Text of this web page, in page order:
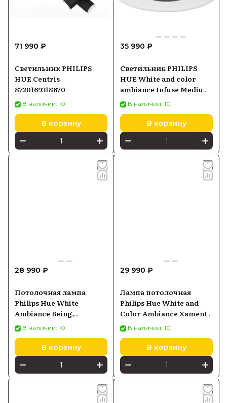
71 990 ₽
Светильник PHILIPS
HUE Centris
8720169318670
В наличии: 10
В корзину
35 990 ₽
Светильник PHILIPS
HUE White and color
ambiance Infuse Medium
8718696176504
В наличии: 10
В корзину
28 990 ₽
Потолочная лампа
Philips Hue White
Ambiance Being,
серебристая (3261048P6)
В наличии: 10
В корзину
29 990 ₽
Лампа потолочная
Philips Hue White and
Color Ambiance Xamento
M, черная (929003526301)
В наличии: 10
В корзину